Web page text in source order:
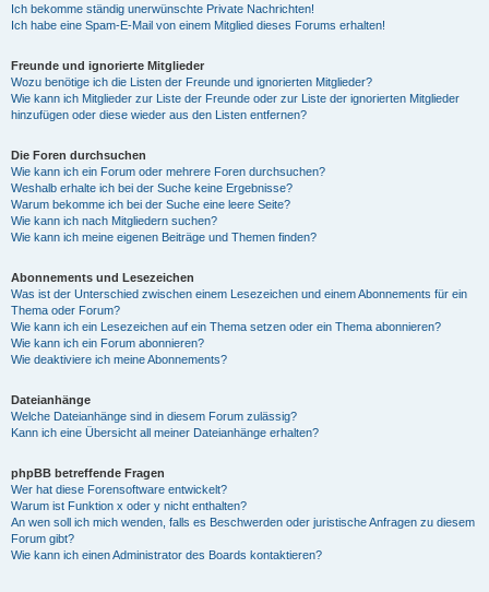
Ich bekomme ständig unerwünschte Private Nachrichten!
Ich habe eine Spam-E-Mail von einem Mitglied dieses Forums erhalten!
Freunde und ignorierte Mitglieder
Wozu benötige ich die Listen der Freunde und ignorierten Mitglieder?
Wie kann ich Mitglieder zur Liste der Freunde oder zur Liste der ignorierten Mitglieder
hinzufügen oder diese wieder aus den Listen entfernen?
Die Foren durchsuchen
Wie kann ich ein Forum oder mehrere Foren durchsuchen?
Weshalb erhalte ich bei der Suche keine Ergebnisse?
Warum bekomme ich bei der Suche eine leere Seite?
Wie kann ich nach Mitgliedern suchen?
Wie kann ich meine eigenen Beiträge und Themen finden?
Abonnements und Lesezeichen
Was ist der Unterschied zwischen einem Lesezeichen und einem Abonnements für ein
Thema oder Forum?
Wie kann ich ein Lesezeichen auf ein Thema setzen oder ein Thema abonnieren?
Wie kann ich ein Forum abonnieren?
Wie deaktiviere ich meine Abonnements?
Dateianhänge
Welche Dateianhänge sind in diesem Forum zulässig?
Kann ich eine Übersicht all meiner Dateianhänge erhalten?
phpBB betreffende Fragen
Wer hat diese Forensoftware entwickelt?
Warum ist Funktion x oder y nicht enthalten?
An wen soll ich mich wenden, falls es Beschwerden oder juristische Anfragen zu diesem
Forum gibt?
Wie kann ich einen Administrator des Boards kontaktieren?